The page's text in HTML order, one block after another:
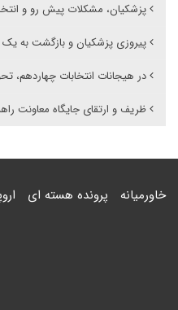
پزشکیان، مشکلات پیش رو و
پیروزی پزشکیان و بازگشت به
در هیجانات انتخابات چهاردهم،
ظریف و ارتقای جایگاه معاونت
خاورمیانه پرونده هسته ای